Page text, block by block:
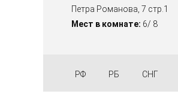
Петра Романова, 7 стр.1
Мест в комнате: 6/ 8
РФ РБ СНГ